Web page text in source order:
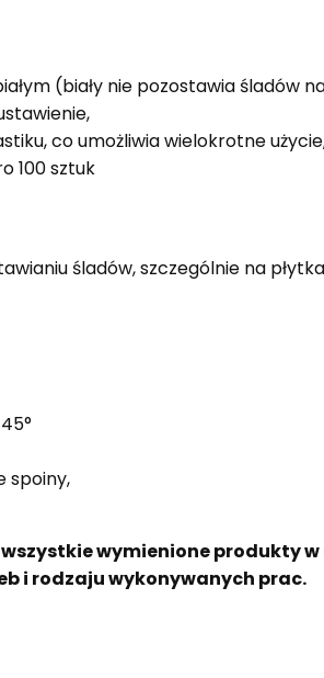
(biały nie pozostawia śladów
co umożliwia wielokrotne
100 sztuk
śladów, szczególnie na
spoiny,
wymienione produkty
i rodzaju wykonywanych prac.